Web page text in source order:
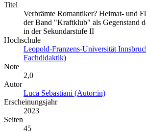
Titel
Verbrämte Romantiker? Heimat- und
der Band "Kraftklub" als Gegenstand
in der Sekundarstufe II
Hochschule
Leopold-Franzens-Universität
Fachdidaktik)
Note
2,0
Autor
Luca Sebastiani (Autor:in)
Erscheinungsjahr
2023
Seiten
45